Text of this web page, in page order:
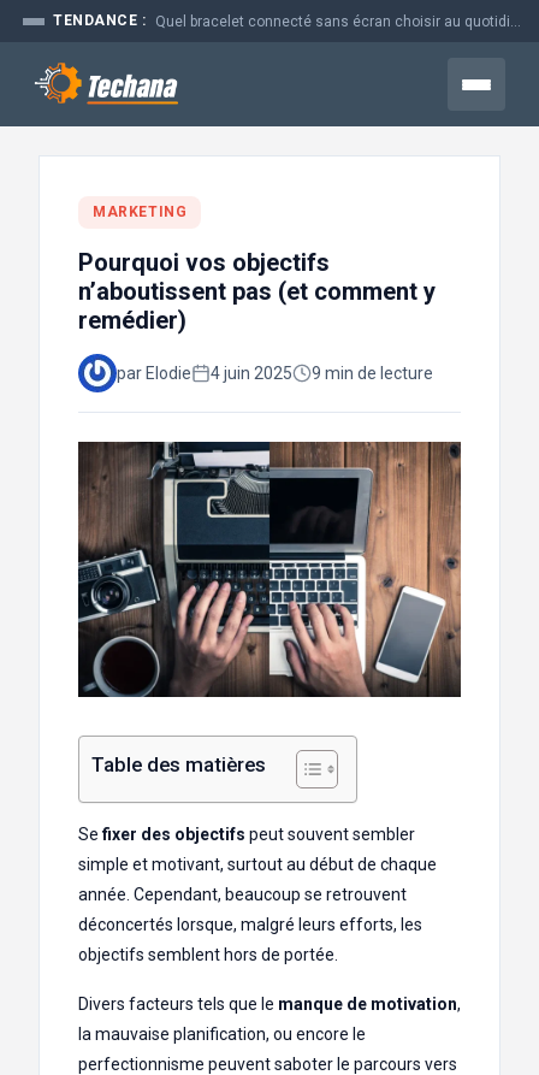
Aller
contenu
TENDANCE :
Menu
MARKETING
Pourquoi vos objectifs
n’aboutissent pas (et comment y
remédier)
par Elodie 4 juin 2025 9 min de lecture
Table des matières
Se fixer des objectifs peut souvent sembler
simple et motivant, surtout au début de chaque
année. Cependant, beaucoup se retrouvent
déconcertés lorsque, malgré leurs efforts, les
objectifs semblent hors de portée.
Divers facteurs tels que le manque de motivation,
la mauvaise planification, ou encore le
perfectionnisme peuvent saboter le parcours vers